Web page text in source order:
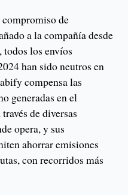
de
a la compañía desde
todos los envíos
han sido neutros en
compensa las
generadas en el
de diversas
opera, y sus
ahorrar emisiones
con recorridos más